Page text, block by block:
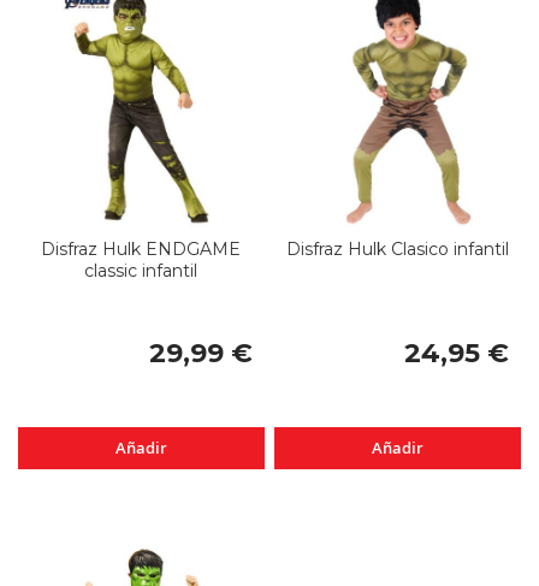
Disfraz Hulk ENDGAME
classic infantil
29,99 €
Añadir
Disfraz Hulk Clasico infantil
24,95 €
Añadir